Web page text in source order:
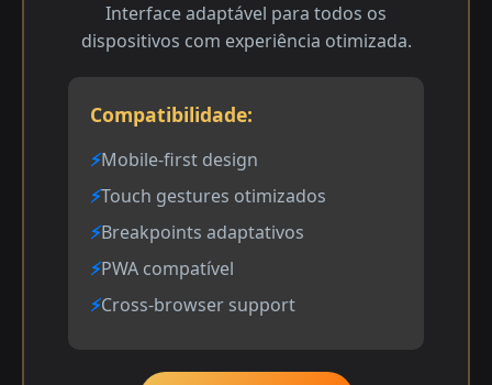
Interface adaptável para todos os
dispositivos com experiência otimizada.
Compatibilidade:
Mobile-first design
Touch gestures otimizados
Breakpoints adaptativos
PWA compatível
Cross-browser support